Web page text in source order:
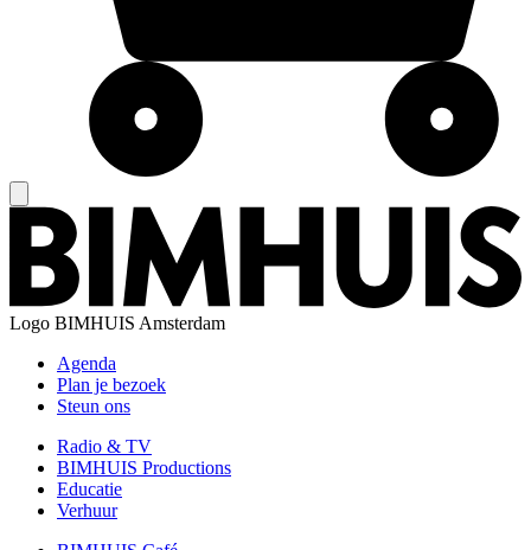
Logo BIMHUIS Amsterdam
Agenda
Plan je bezoek
Steun ons
Radio & TV
BIMHUIS Productions
Educatie
Verhuur